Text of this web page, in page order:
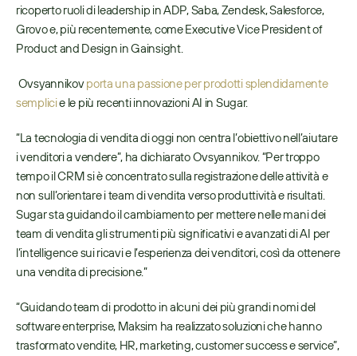
ricoperto ruoli di leadership in ADP, Saba, Zendesk, Salesforce,
Grovo e, più recentemente, come Executive Vice President of
Product and Design in Gainsight.
Ovsyannikov porta una passione per prodotti splendidamente
semplici e le più recenti innovazioni AI in Sugar.
“La tecnologia di vendita di oggi non centra l’obiettivo nell’aiutare
i venditori a vendere”, ha dichiarato Ovsyannikov. “Per troppo
tempo il CRM si è concentrato sulla registrazione delle attività e
non sull’orientare i team di vendita verso produttività e risultati.
Sugar sta guidando il cambiamento per mettere nelle mani dei
team di vendita gli strumenti più significativi e avanzati di AI per
l’intelligence sui ricavi e l’esperienza dei venditori, così da ottenere
una vendita di precisione.”
“Guidando team di prodotto in alcuni dei più grandi nomi del
software enterprise, Maksim ha realizzato soluzioni che hanno
trasformato vendite, HR, marketing, customer success e service”,